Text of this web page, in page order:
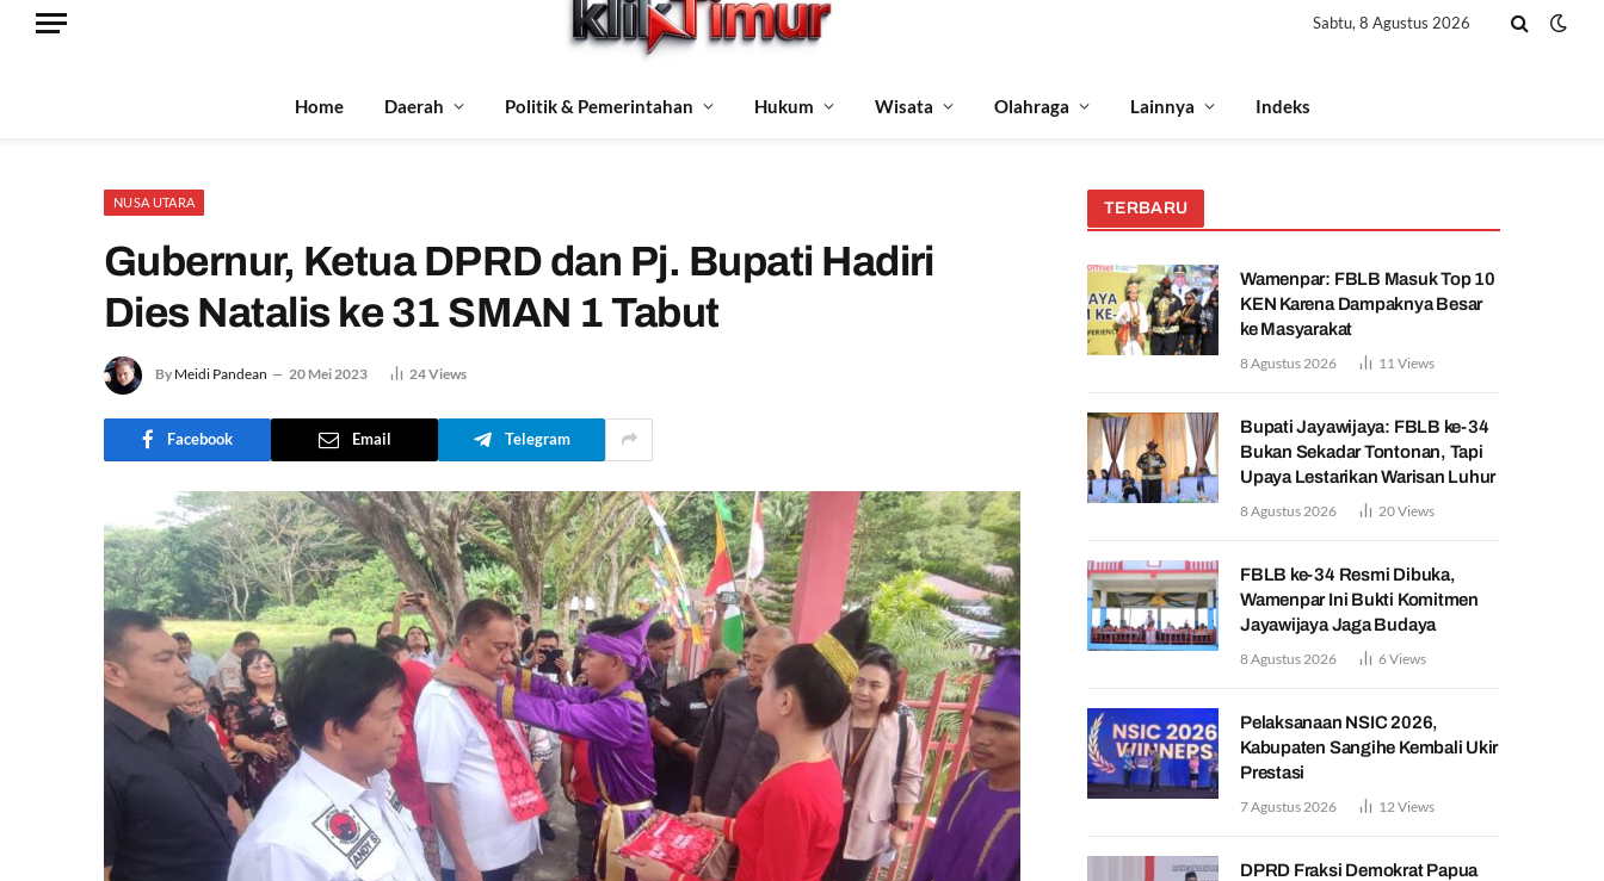
Sabtu, 8 Agustus 2026
Home Daerah Politik & Pemerintahan Hukum Wisata Olahraga Lainnya Indeks
NUSA UTARA
Gubernur, Ketua DPRD dan Pj. Bupati Hadiri
Dies Natalis ke 31 SMAN 1 Tabut
By Meidi Pandean 20 Mei 2023 24Views
Facebook Email Telegram
TERBARU
Wamenpar: FBLB Masuk Top 10
KEN Karena Dampaknya Besar
ke Masyarakat
8 Agustus 2026 11 Views
Bupati Jayawijaya: FBLB ke-34
Bukan Sekadar Tontonan, Tapi
Upaya Lestarikan Warisan Luhur
8 Agustus 2026 20Views
FBLB ke-34 Resmi Dibuka,
Wamenpar Ini Bukti Komitmen
Jayawijaya Jaga Budaya
8 Agustus 2026 6Views
Pelaksanaan NSIC 2026,
Kabupaten Sangihe Kembali Ukir
Prestasi
7 Agustus 2026 12 Views
DPRD Fraksi Demokrat Papua